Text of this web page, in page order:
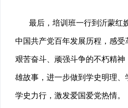
最后，培训班一行到沂蒙红
中国共产党百年发展历程，感受
艰苦奋斗、顽强斗争的不朽精
雄故事，进一步做到学史明理、
学史力行，激发爱国爱党热情。